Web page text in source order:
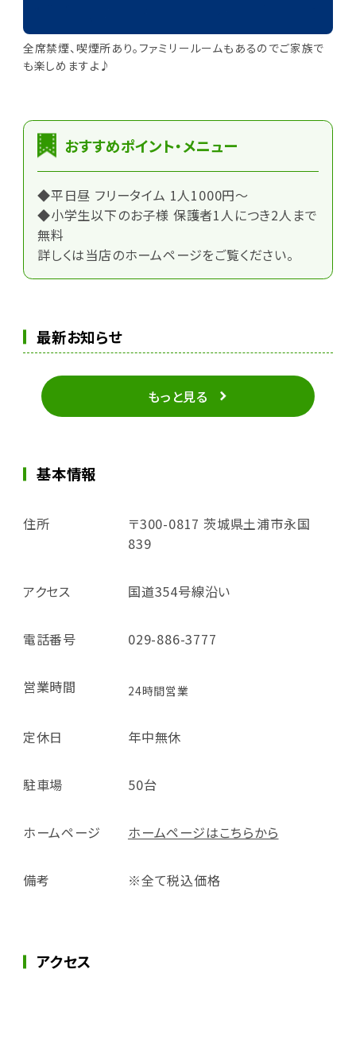
全席禁煙、喫煙所あり。ファミリールームもあるのでご家族で
も楽しめますよ♪
おすすめポイント・メニュー
◆平日昼 フリータイム 1人1000円～
◆小学生以下のお子様 保護者1人につき2人まで
無料
詳しくは当店のホームページをご覧ください。
最新お知らせ
もっと見る
基本情報
住所
〒300-0817 茨城県土浦市永国
839
アクセス 国道354号線沿い
電話番号 029-886-3777
営業時間 24時間営業
定休日 年中無休
駐車場 50台
ホームページ ホームページはこちらから
備考 ※全て税込価格
アクセス